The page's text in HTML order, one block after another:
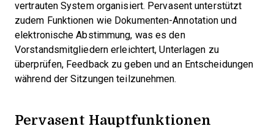
vertrauten System organisiert. Pervasent unterstützt
zudem Funktionen wie Dokumenten-Annotation und
elektronische Abstimmung, was es den
Vorstandsmitgliedern erleichtert, Unterlagen zu
überprüfen, Feedback zu geben und an Entscheidungen
während der Sitzungen teilzunehmen.
Pervasent Hauptfunktionen